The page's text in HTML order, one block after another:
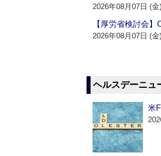
2026年08月07日 (金)
【厚労省検討会
2026年08月07日 (金)
ヘルスデーニュ
米